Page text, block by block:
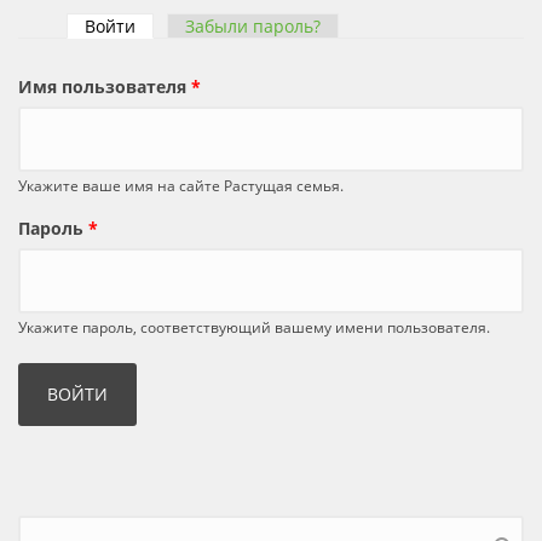
Войти (активная вкладка)
Забыли пароль?
Имя пользователя *
Укажите ваше имя на сайте Растущая семья.
Пароль *
Укажите пароль, соответствующий вашему имени пользователя.